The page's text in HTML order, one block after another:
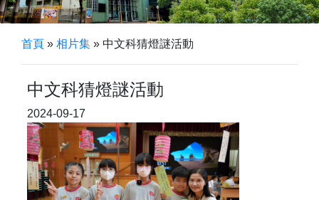
首頁 » 相片集 » 中文科猜燈謎活動
中文科猜燈謎活動
2024-09-17